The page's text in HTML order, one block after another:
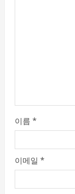
이름 *
이메일 *